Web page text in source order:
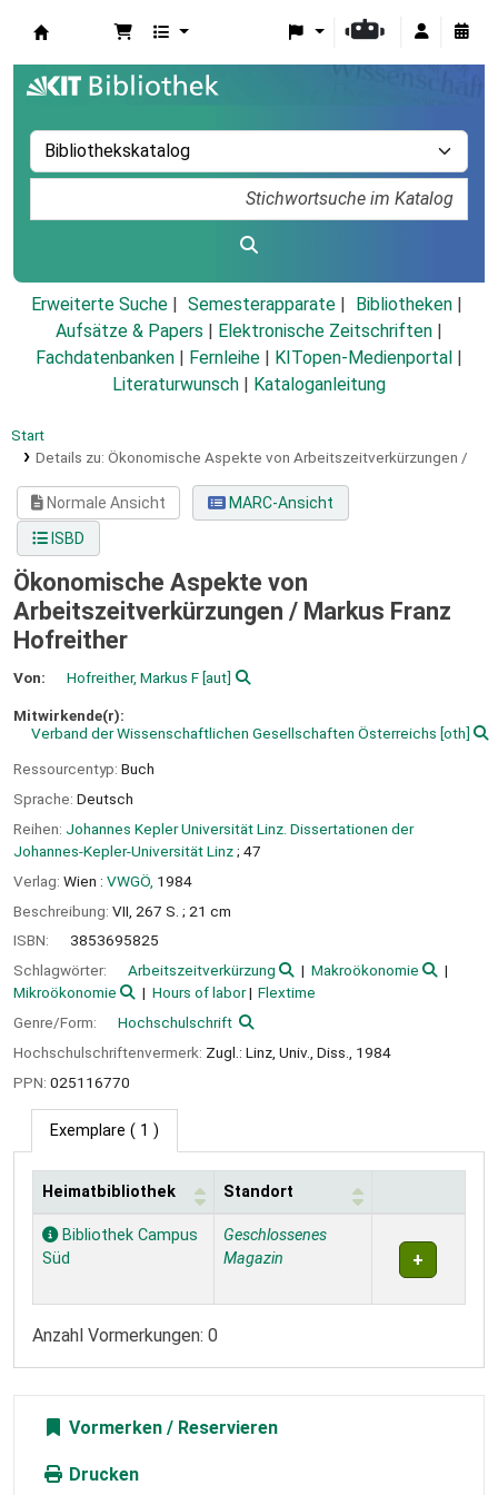
Erweiterte Suche Semesterapparate
Bibliotheken
Aufsätze & Papers
Elektronische Zeitschriften
Fachdatenbanken
Fernleihe KITopen-Medienportal
Literaturwunsch
Kataloganleitung
Start
Details zu: Ökonomische Aspekte von Arbeitszeitverkürzungen /
Normale Ansicht
MARC-Ansicht
ISBD
Ökonomische Aspekte von
Arbeitszeitverkürzungen / Markus Franz
Hofreither
Von: Hofreither, Markus F[aut]
Mitwirkende(r):
Verband der Wissenschaftlichen Gesellschaften Österreichs [oth]
Ressourcentyp: Buch
Sprache: Deutsch
Reihen: Johannes Kepler Universität Linz. Dissertationen der
Johannes-Kepler-Universität Linz; 47
Verlag: Wien : VWGÖ, 1984
Beschreibung: VII, 267 S. ; 21 cm
ISBN:
3853695825
Schlagwörter:
Arbeitszeitverkürzung
Makroökonomie
Mikroökonomie
Hours of labor
Flextime
Genre/Form:
Hochschulschrift
Hochschulschriftenvermerk: Zugl.: Linz, Univ., Diss., 1984
PPN: 025116770
Exemplare ( 1 )
Exemplare
Heimatbibliothek Standort
Bibliothek Campus
Süd
Geschlossenes
Magazin
Anzahl Vormerkungen: 0
Vormerken
Drucken